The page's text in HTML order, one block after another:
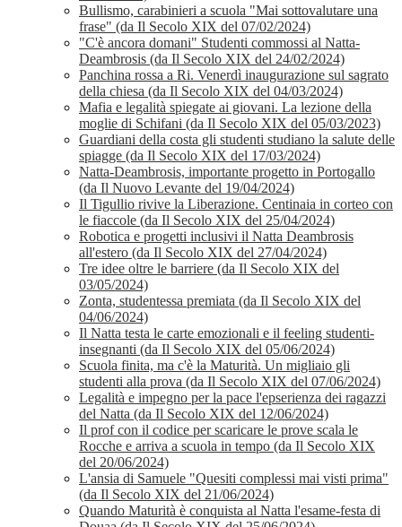
Bullismo, carabinieri a scuola "Mai sottovalutare una
frase" (da Il Secolo XIX del 07/02/2024)
"C'è ancora domani" Studenti commossi al Natta-
Deambrosis (da Il Secolo XIX del 24/02/2024)
Panchina rossa a Ri. Venerdì inaugurazione sul sagrato
della chiesa (da Il Secolo XIX del 04/03/2024)
Mafia e legalità spiegate ai giovani. La lezione della
moglie di Schifani (da Il Secolo XIX del 05/03/2023)
Guardiani della costa gli studenti studiano la salute delle
spiagge (da Il Secolo XIX del 17/03/2024)
Natta-Deambrosis, importante progetto in Portogallo
(da Il Nuovo Levante del 19/04/2024)
Il Tigullio rivive la Liberazione. Centinaia in corteo con
le fiaccole (da Il Secolo XIX del 25/04/2024)
Robotica e progetti inclusivi il Natta Deambrosis
all'estero (da Il Secolo XIX del 27/04/2024)
Tre idee oltre le barriere (da Il Secolo XIX del
03/05/2024)
Zonta, studentessa premiata (da Il Secolo XIX del
04/06/2024)
Il Natta testa le carte emozionali e il feeling studenti-
insegnanti (da Il Secolo XIX del 05/06/2024)
Scuola finita, ma c'è la Maturità. Un migliaio gli
studenti alla prova (da Il Secolo XIX del 07/06/2024)
Legalità e impegno per la pace l'epserienza dei ragazzi
del Natta (da Il Secolo XIX del 12/06/2024)
Il prof con il codice per scaricare le prove scala le
Rocche e arriva a scuola in tempo (da Il Secolo XIX
del 20/06/2024)
L'ansia di Samuele "Quesiti complessi mai visti prima"
(da Il Secolo XIX del 21/06/2024)
Quando Maturità è conquista al Natta l'esame-festa di